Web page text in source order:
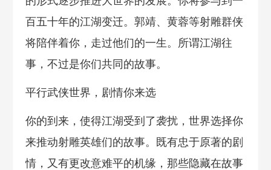
百五十年的江湖变迁。郭靖、黄蓉等射雕群侠
将陪伴着你，走过他们的一生。所谓江湖往
事，不过是你们共同的故事。
平行武侠世界，剧情你来选
你的到来，使得江湖受到了袭扰，世界选择你
来推动射雕英雄们的故事。既有忠于原著的剧
情，又有更改意难平的机缘，那些隐藏在故事